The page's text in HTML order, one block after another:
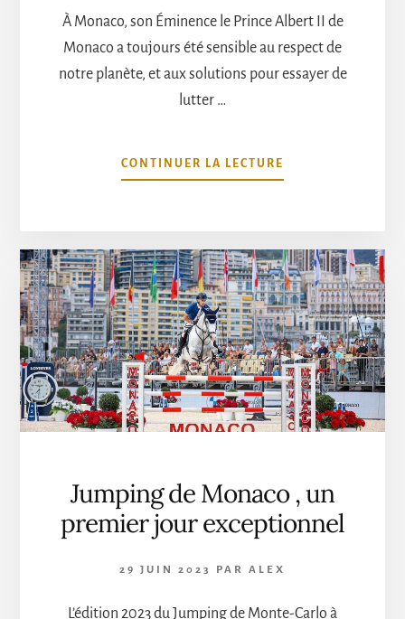
À Monaco, son Éminence le Prince Albert II de
Monaco a toujours été sensible au respect de
notre planète, et aux solutions pour essayer de
lutter …
CONTINUER LA LECTURE
PROPOSL’ART
DE
LA
PLANÈTE,
S’INVITE
AU
JUMPING
DE
MONTE-
CARLO
Jumping de Monaco , un
premier jour exceptionnel
29 JUIN 2023 PAR ALEX
L’édition 2023 du Jumping de Monte-Carlo à